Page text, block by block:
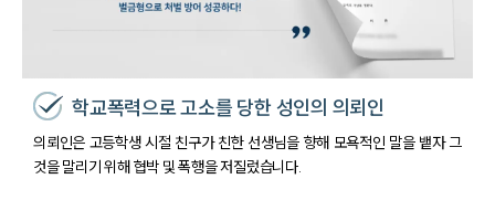
학교폭력으로 고소를 당한 성인의 의뢰인
의뢰인은 고등학생 시절 친구가 친한 선생님을 향해 모욕적인 말을 뱉자 그
것을 말리기 위해 협박 및 폭행을 저질렀습니다.